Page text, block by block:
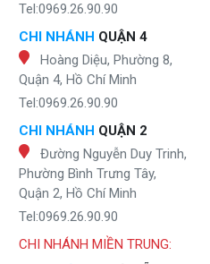
Tel:0969.26.90.90
CHI NHÁNH QUẬN 4
Hoàng Diệu, Phường 8,
Quận 4, Hồ Chí Minh
Tel:0969.26.90.90
CHI NHÁNH QUẬN 2
Đường Nguyễn Duy Trinh,
Phường Bình Trưng Tây,
Quận 2, Hồ Chí Minh
Tel:0969.26.90.90
CHI NHÁNH MIỀN TRUNG: